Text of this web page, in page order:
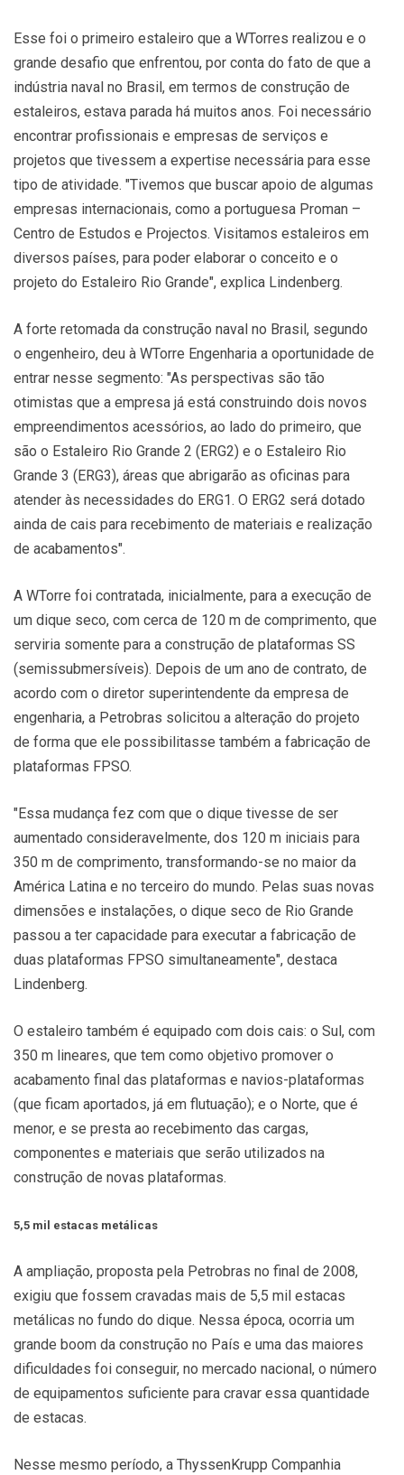
Esse foi o primeiro estaleiro que a WTorres realizou e o
grande desafio que enfrentou, por conta do fato de que a
indústria naval no Brasil, em termos de construção de
estaleiros, estava parada há muitos anos. Foi necessário
encontrar profissionais e empresas de serviços e
projetos que tivessem a expertise necessária para esse
tipo de atividade. "Tivemos que buscar apoio de algumas
empresas internacionais, como a portuguesa Proman –
Centro de Estudos e Projectos. Visitamos estaleiros em
diversos países, para poder elaborar o conceito e o
projeto do Estaleiro Rio Grande", explica Lindenberg.
A forte retomada da construção naval no Brasil, segundo
o engenheiro, deu à WTorre Engenharia a oportunidade de
entrar nesse segmento: "As perspectivas são tão
otimistas que a empresa já está construindo dois novos
empreendimentos acessórios, ao lado do primeiro, que
são o Estaleiro Rio Grande 2 (ERG2) e o Estaleiro Rio
Grande 3 (ERG3), áreas que abrigarão as oficinas para
atender às necessidades do ERG1. O ERG2 será dotado
ainda de cais para recebimento de materiais e realização
de acabamentos".
A WTorre foi contratada, inicialmente, para a execução de
um dique seco, com cerca de 120 m de comprimento, que
serviria somente para a construção de plataformas SS
(semissubmersíveis). Depois de um ano de contrato, de
acordo com o diretor superintendente da empresa de
engenharia, a Petrobras solicitou a alteração do projeto
de forma que ele possibilitasse também a fabricação de
plataformas FPSO.
"Essa mudança fez com que o dique tivesse de ser
aumentado consideravelmente, dos 120 m iniciais para
350 m de comprimento, transformando-se no maior da
América Latina e no terceiro do mundo. Pelas suas novas
dimensões e instalações, o dique seco de Rio Grande
passou a ter capacidade para executar a fabricação de
duas plataformas FPSO simultaneamente", destaca
Lindenberg.
O estaleiro também é equipado com dois cais: o Sul, com
350 m lineares, que tem como objetivo promover o
acabamento final das plataformas e navios-plataformas
(que ficam aportados, já em flutuação); e o Norte, que é
menor, e se presta ao recebimento das cargas,
componentes e materiais que serão utilizados na
construção de novas plataformas.
5,5 mil estacas metálicas
A ampliação, proposta pela Petrobras no final de 2008,
exigiu que fossem cravadas mais de 5,5 mil estacas
metálicas no fundo do dique. Nessa época, ocorria um
grande boom da construção no País e uma das maiores
dificuldades foi conseguir, no mercado nacional, o número
de equipamentos suficiente para cravar essa quantidade
de estacas.
Nesse mesmo período, a ThyssenKrupp Companhia